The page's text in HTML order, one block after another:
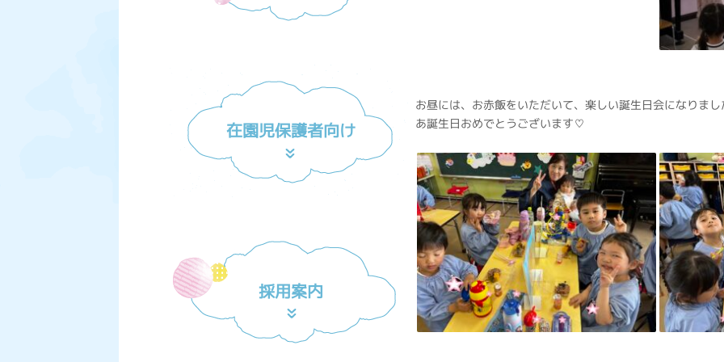
在園児保護者向け
採用案内
お昼には、お赤飯をいただいて、楽しい誕生日会になりまし
あ誕生日おめでとうございます♡